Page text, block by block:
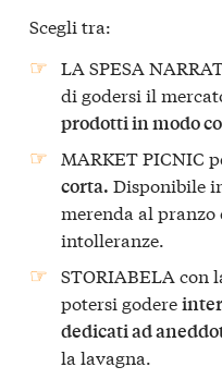
Scegli tra:
LA SPESA
di godersi il
prodotti in modo
MARKET PICNIC
corta. Disponibile
merenda al
intolleranze.
STORIABELA con
potersi godere
dedicati ad
la lavagna.